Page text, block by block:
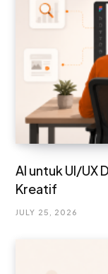
AI untuk UI/UX
Kreatif
JULY 25, 2026